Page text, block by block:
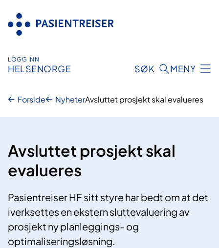
innhold
LOGG INN
HELSENORGE SØK MENY
Forside NyheterAvsluttet prosjekt skal evalueres
Avsluttet prosjekt skal
evalueres
Pasientreiser HF sitt styre har bedt om at det
iverksettes en ekstern sluttevaluering av
prosjekt ny planleggings- og
optimaliseringsløsning.